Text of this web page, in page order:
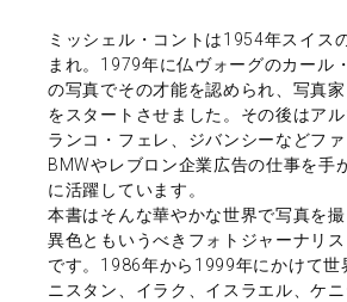
ミッシェル・コントは1954年スイス
まれ。1979年に仏ヴォーグのカール
の写真でその才能を認められ、写真
をスタートさせました。その後はア
ランコ・フェレ、ジバンシーなどファ
BMWやレブロン企業広告の仕事を手
に活躍しています。
本書はそんな華やかな世界で写真を
異色ともいうべきフォトジャーナリ
です。1986年から1999年にかけて世
ニスタン、イラク、イスラエル、ケ